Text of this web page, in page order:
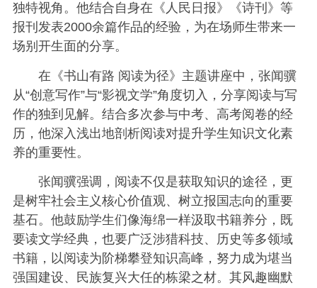
独特视角。他结合自身在《人民日报》《诗刊》等
报刊发表2000余篇作品的经验，为在场师生带来一
场别开生面的分享。
在《书山有路 阅读为径》主题讲座中，张闻骥
从“创意写作”与“影视文学”角度切入，分享阅读与写
作的独到见解。结合多次参与中考、高考阅卷的经
历，他深入浅出地剖析阅读对提升学生知识文化素
养的重要性。
张闻骥强调，阅读不仅是获取知识的途径，更
是树牢社会主义核心价值观、树立报国志向的重要
基石。他鼓励学生们像海绵一样汲取书籍养分，既
要读文学经典，也要广泛涉猎科技、历史等多领域
书籍，以阅读为阶梯攀登知识高峰，努力成为堪当
强国建设、民族复兴大任的栋梁之材。其风趣幽默